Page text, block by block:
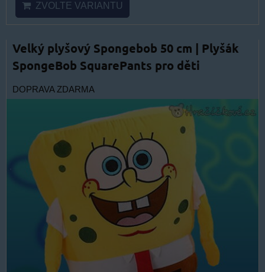
ZVOLTE VARIANTU
Velký plyšový Spongebob 50 cm | Plyšák
SpongeBob SquarePants pro děti
DOPRAVA ZDARMA